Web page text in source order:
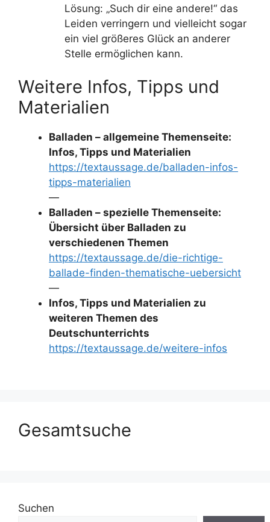
Lösung: „Such dir eine andere!“ das
Leiden verringern und vielleicht sogar
ein viel größeres Glück an anderer
Stelle ermöglichen kann.
Weitere Infos, Tipps und
Materialien
Balladen – allgemeine Themenseite:
Infos, Tipps und Materialien
https://textaussage.de/balladen-infos-
tipps-materialien
—
Balladen – spezielle Themenseite:
Übersicht über Balladen zu
verschiedenen Themen
https://textaussage.de/die-richtige-
ballade-finden-thematische-uebersicht
—
Infos, Tipps und Materialien zu
weiteren Themen des
Deutschunterrichts
https://textaussage.de/weitere-infos
Gesamtsuche
Suchen